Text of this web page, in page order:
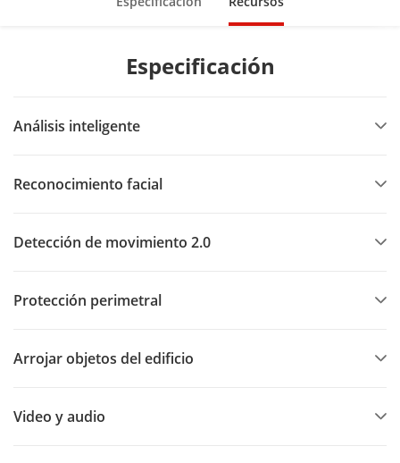
Especificación
Análisis inteligente
Reconocimiento facial
Detección de movimiento 2.0
Protección perimetral
Arrojar objetos del edificio
Video y audio